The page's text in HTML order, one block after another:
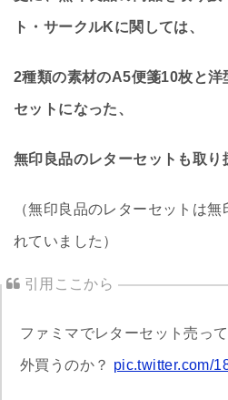
ト・サークルKに関しては、
2種類の素材のA5便箋10枚と
セットになった、
無印良品のレターセットも取り
（無印良品のレターセットは
れていました）
ファミマでレターセット売っ
外買うのか？ pic.twitter.com/